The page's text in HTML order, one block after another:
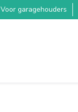
Voor garagehouders